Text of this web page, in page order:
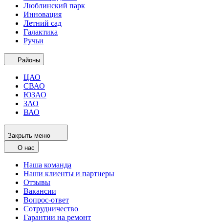
Люблинский парк
Инновация
Летний сад
Галактика
Ручьи
Районы
ЦАО
СВАО
ЮЗАО
ЗАО
ВАО
Закрыть меню
О нас
Наша команда
Наши клиенты и партнеры
Отзывы
Вакансии
Вопрос-ответ
Сотрудничество
Гарантии на ремонт